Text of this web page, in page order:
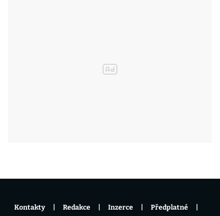
Kontakty Redakce Inzerce Předplatné